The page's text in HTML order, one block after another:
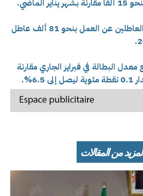
الماضي.
في المقابل، ارتفع عدد العاطلين عن العمل بنحو 81 ألف عاطل
البطالة في فبراير الجاري مقارنة
من المقالات